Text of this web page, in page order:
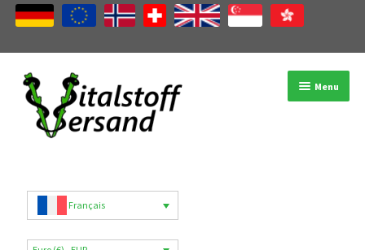
Aller
navigation
Aller
au
contenu
Menu
Catégories de produits
Marques
Français